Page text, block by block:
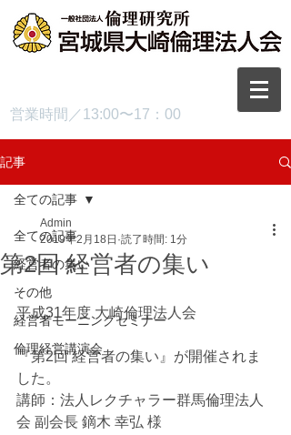
営業時間／13:00〜17：00
記事
全ての記事
経営者の集い
その他
経営者モーニングセミナー
倫理経営講演会
全ての記事
第2回 経営者の集い
Admin
2019年2月18日 読了時間: 1分
平成31年度 大崎倫理法人会
『第2回 経営者の集い』が開催されま
した。
講師：法人レクチャラー群馬倫理法人
会 副会長 鏑木 幸弘 様